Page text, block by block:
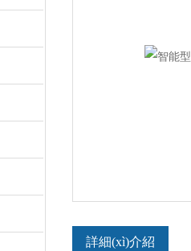
詳細(xì)介紹